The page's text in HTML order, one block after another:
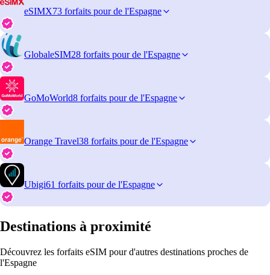
eSIMX73 forfaits pour de l'Espagne
GlobaleSIM28 forfaits pour de l'Espagne
GoMoWorld8 forfaits pour de l'Espagne
Orange Travel38 forfaits pour de l'Espagne
Ubigi61 forfaits pour de l'Espagne
Destinations à proximité
Découvrez les forfaits eSIM pour d'autres destinations proches de
l'Espagne